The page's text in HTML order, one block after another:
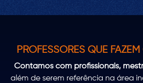
PROFESSORES QUE
Contamos com profissionais,
além de serem referência na área